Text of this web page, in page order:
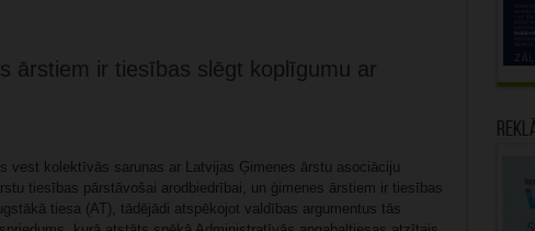
ārstiem ir tiesības slēgt koplīgumu ar
vest kolektīvās sarunas ar Latvijas Ģimenes ārstu asociāciju
tiesības pārstāvošai arodbiedrībai, un ģimenes ārstiem ir tiesības
tiesa (AT), tādējādi atspēkojot valdības argumentus tās